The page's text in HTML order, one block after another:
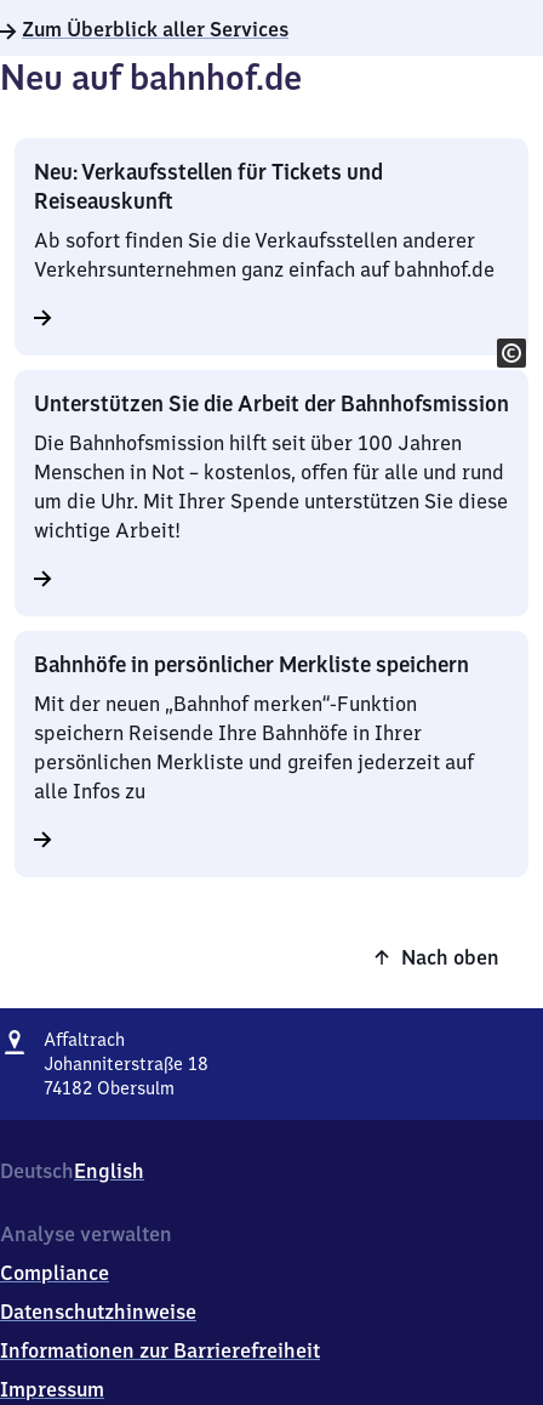
Zum Überblick aller Services
Neu auf bahnhof.de
Neu: Verkaufsstellen für Tickets und
Reiseauskunft
Ab sofort finden Sie die Verkaufsstellen anderer
Verkehrsunternehmen ganz einfach auf bahnhof.de
Unterstützen Sie die Arbeit der Bahnhofsmission
Die Bahnhofsmission hilft seit über 100 Jahren
Menschen in Not – kostenlos, offen für alle und rund
um die Uhr. Mit Ihrer Spende unterstützen Sie diese
wichtige Arbeit!
Bahnhöfe in persönlicher Merkliste speichern
Mit der neuen „Bahnhof merken“-Funktion
speichern Reisende Ihre Bahnhöfe in Ihrer
persönlichen Merkliste und greifen jederzeit auf
alle Infos zu
Nach oben
Adresse
Affaltrach
Johanniterstraße 18
74182 Obersulm
18,
7
1
2
Obersulm
DeutschEnglish
Analyse verwalten
Compliance
Datenschutzhinweise
Informationen zur Barrierefreiheit
Impressum